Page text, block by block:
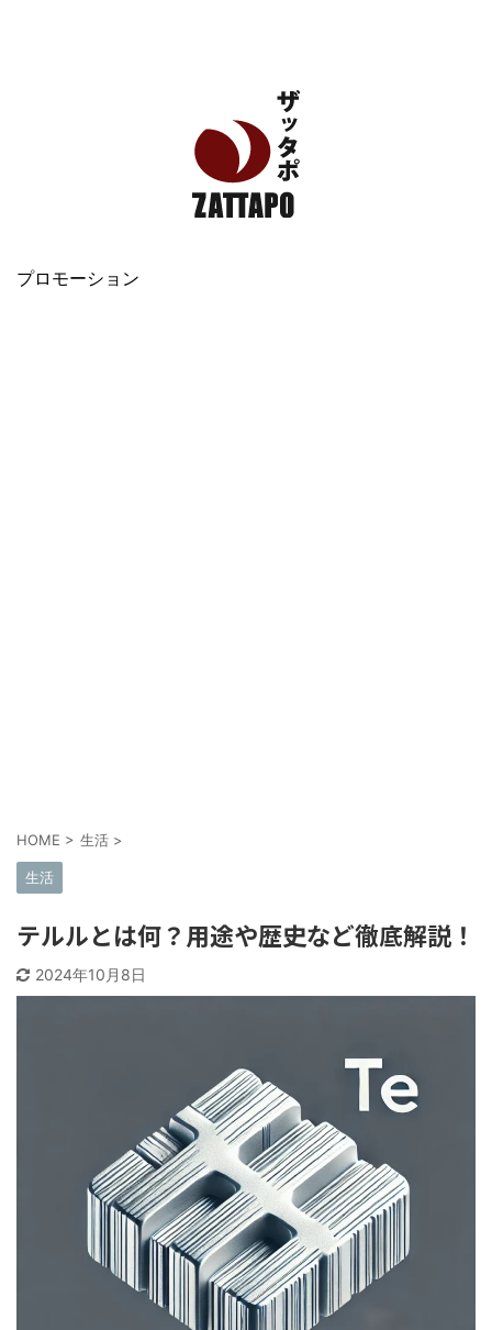
プロモーション
HOME > 生活 >
生活
テルルとは何？用途や歴史など徹底解説！
2024年10月8日